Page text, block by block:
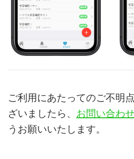
ご利用にあたってのご不明
ざいましたら、 お問い合わせ
うお願いいたします。